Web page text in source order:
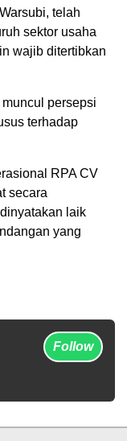
telah
sektor usaha
wajib ditertibkan
persepsi
terhadap
RPA CV
secara
laik
yang
Follow